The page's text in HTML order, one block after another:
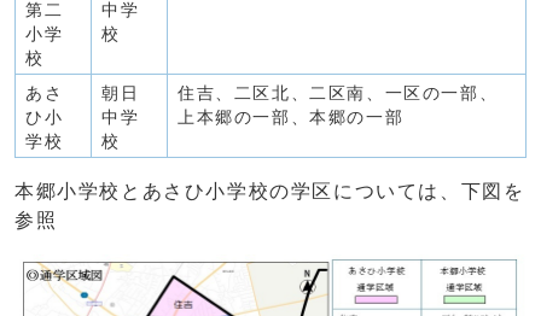
第二
小学
校
中学
校
あさ
ひ小
学校
朝日
中学
校
住吉、二区北、二区南、一区の一部、
上本郷の一部、本郷の一部
本郷小学校とあさひ小学校の学区については、下図を
参照